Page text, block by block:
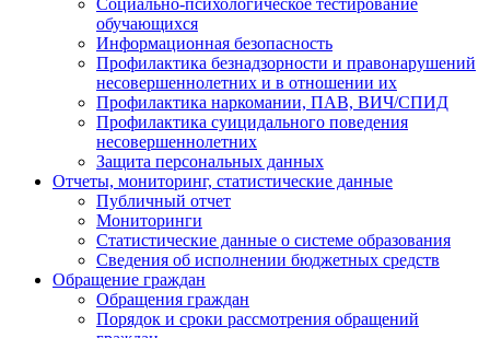
Социально-психологическое тестирование
обучающихся
Информационная безопасность
Профилактика безнадзорности и правонарушений
несовершеннолетних и в отношении их
Профилактика наркомании, ПАВ, ВИЧ/СПИД
Профилактика суицидального поведения
несовершеннолетних
Защита персональных данных
Отчеты, мониторинг, статистические данные
Публичный отчет
Мониторинги
Статистические данные о системе образования
Сведения об исполнении бюджетных средств
Обращение граждан
Обращения граждан
Порядок и сроки рассмотрения обращений